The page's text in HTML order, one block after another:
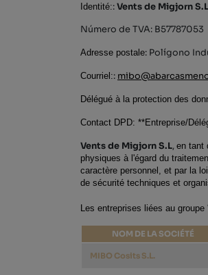
Identité::Vents de Migjorn
Número de TVA: B57787053
Adresse postale: Polígono
Courriel::
Délégué à la protection des
Contact DPD: **Entreprise/
Vents de Migjorn S.L​​, en tant
physiques à l'égard du
caractère personnel, et par la
de sécurité techniques et
Les entreprises liées au groupe
NOM DE LA SOCIÉTÉ
MIBO Cosits S.L.